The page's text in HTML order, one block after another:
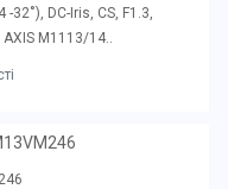
32˚), DC-Iris, CS, F1.3,
AXIS M1113/14..